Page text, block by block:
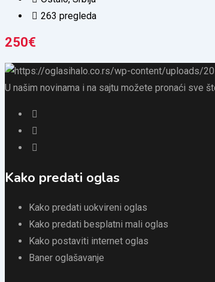
263 pregleda
250€
U našim novinama i na sajtu možete pronaći sve
Kako predati oglas
Kako predati uokvireni oglas
Kako predati besplatni mali oglas
Kako postaviti internet oglas
Baner oglašavanje